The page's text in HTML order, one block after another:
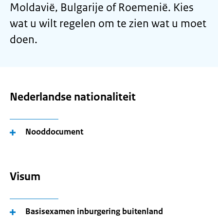
Moldavië, Bulgarije of Roemenië. Kies
wat u wilt regelen om te zien wat u moet
doen.
Nederlandse nationaliteit
Nooddocument
Visum
Basisexamen inburgering buitenland